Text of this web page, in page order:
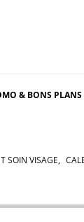
& BONS PLANS
SOIN VISAGE,